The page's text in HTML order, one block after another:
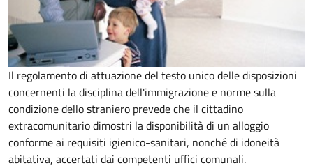
Il regolamento di attuazione del testo unico delle disposizioni
concernenti la disciplina dell'immigrazione e norme sulla
condizione dello straniero prevede che il cittadino
extracomunitario dimostri la disponibilità di un alloggio
conforme ai requisiti igienico-sanitari, nonché di idoneità
abitativa, accertati dai competenti uffici comunali.